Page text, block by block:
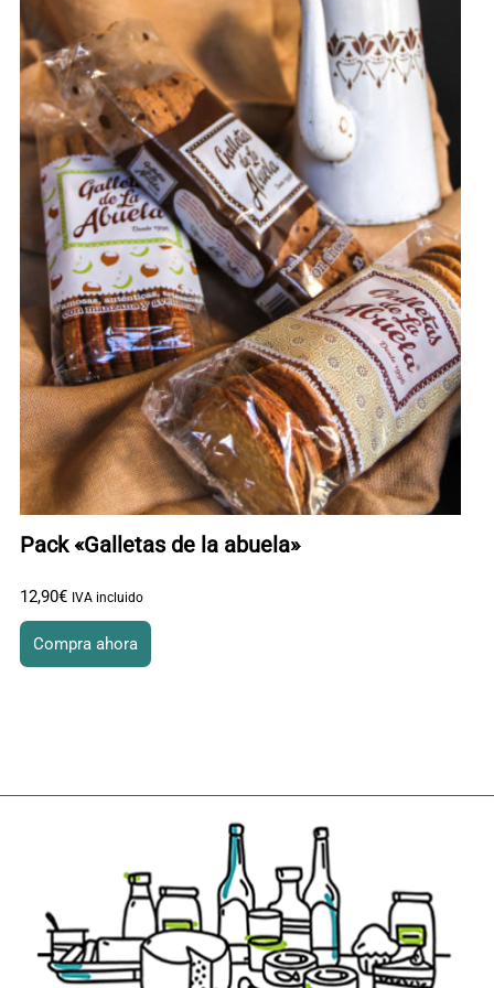
Pack «Galletas de la abuela»
12,90€ IVA incluido
Compra ahora